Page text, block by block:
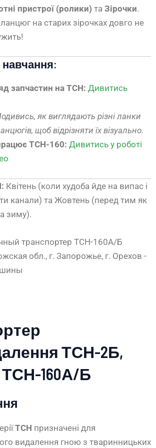
пристрої (ролики) та Зірочки.
на старих зірочках довго не
навчання:
запчастин на ТСН: Дивитись
як виглядають різні ланки
щоб відрізняти їх візуально.
ТСН-160: Дивитись у роботі
Квітень (коли худоба йде на випас і
канали) та Жовтень (перед тим як
зиму).
ТСН-2Б,
160А/Б
ТСН призначені для
видалення гною з тваринницьких